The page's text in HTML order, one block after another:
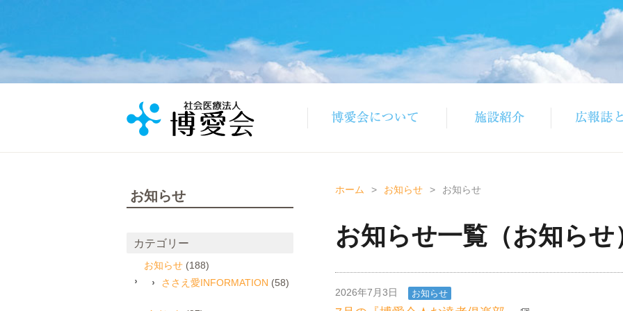
ホーム > お知らせ > お知らせ
お知らせ一覧（お知らせ
2026年7月3日 お知らせ
お知らせ
カテゴリー
お知らせ (188)
ささえ愛INFORMATION (58)